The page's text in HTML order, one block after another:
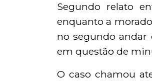
Segundo relato
enquanto a
no segundo
em questão de
O caso chamou